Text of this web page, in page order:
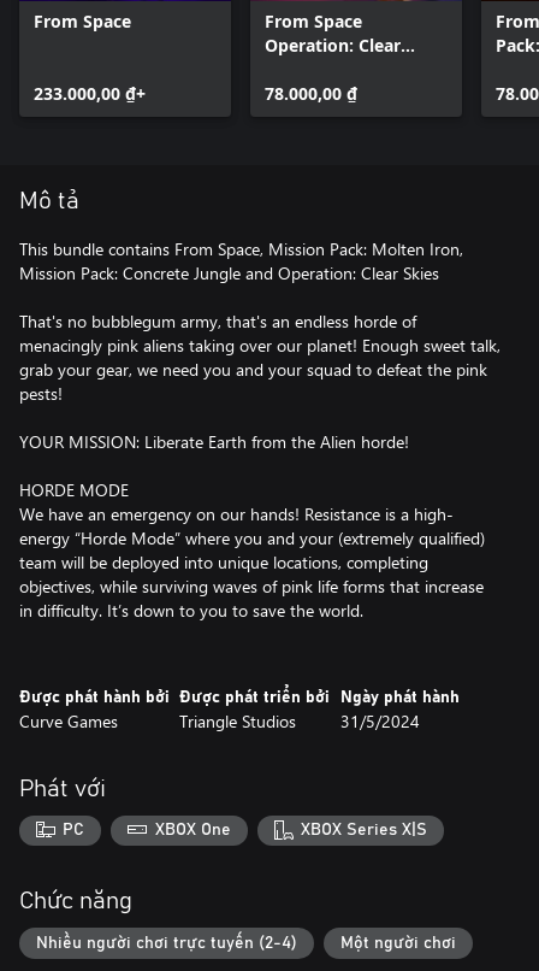
From Space
233.000,00 ₫+
From Space
Operation: Clear
78.000,00 ₫
Mô tả
This bundle contains From Space, Mission Pack: Molten Iron,
Mission Pack: Concrete Jungle and Operation: Clear Skies
That's no bubblegum army, that's an endless horde of
menacingly pink aliens taking over our planet! Enough sweet talk,
grab your gear, we need you and your squad to defeat the pink
pests!
YOUR MISSION: Liberate Earth from the Alien horde!
HORDE MODE
We have an emergency on our hands! Resistance is a high-
energy “Horde Mode” where you and your (extremely qualified)
team will be deployed into unique locations, completing
objectives, while surviving waves of pink life forms that increase
in difficulty. It’s down to you to save the world.
Được phát hành bởi
Curve Games
Được phát triển bởi
Triangle Studios
Ngày phát hành
31/5/2024
Phát với
PC XBOX One XBOX Series X|S
Chức năng
Nhiều người chơi trực tuyến (2-4) Một người chơi